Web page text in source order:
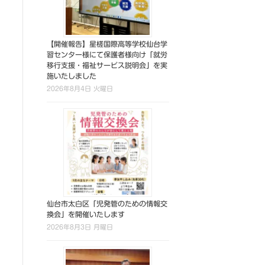
【開催報告】星槎国際高等学校仙台学
習センター様にて保護者様向け「就労
移行支援・福祉サービス説明会」を実
施いたしました
2026年8月4日 火曜日
仙台市太白区「児発管のための情報交
換会」を開催いたします
2026年8月3日 月曜日